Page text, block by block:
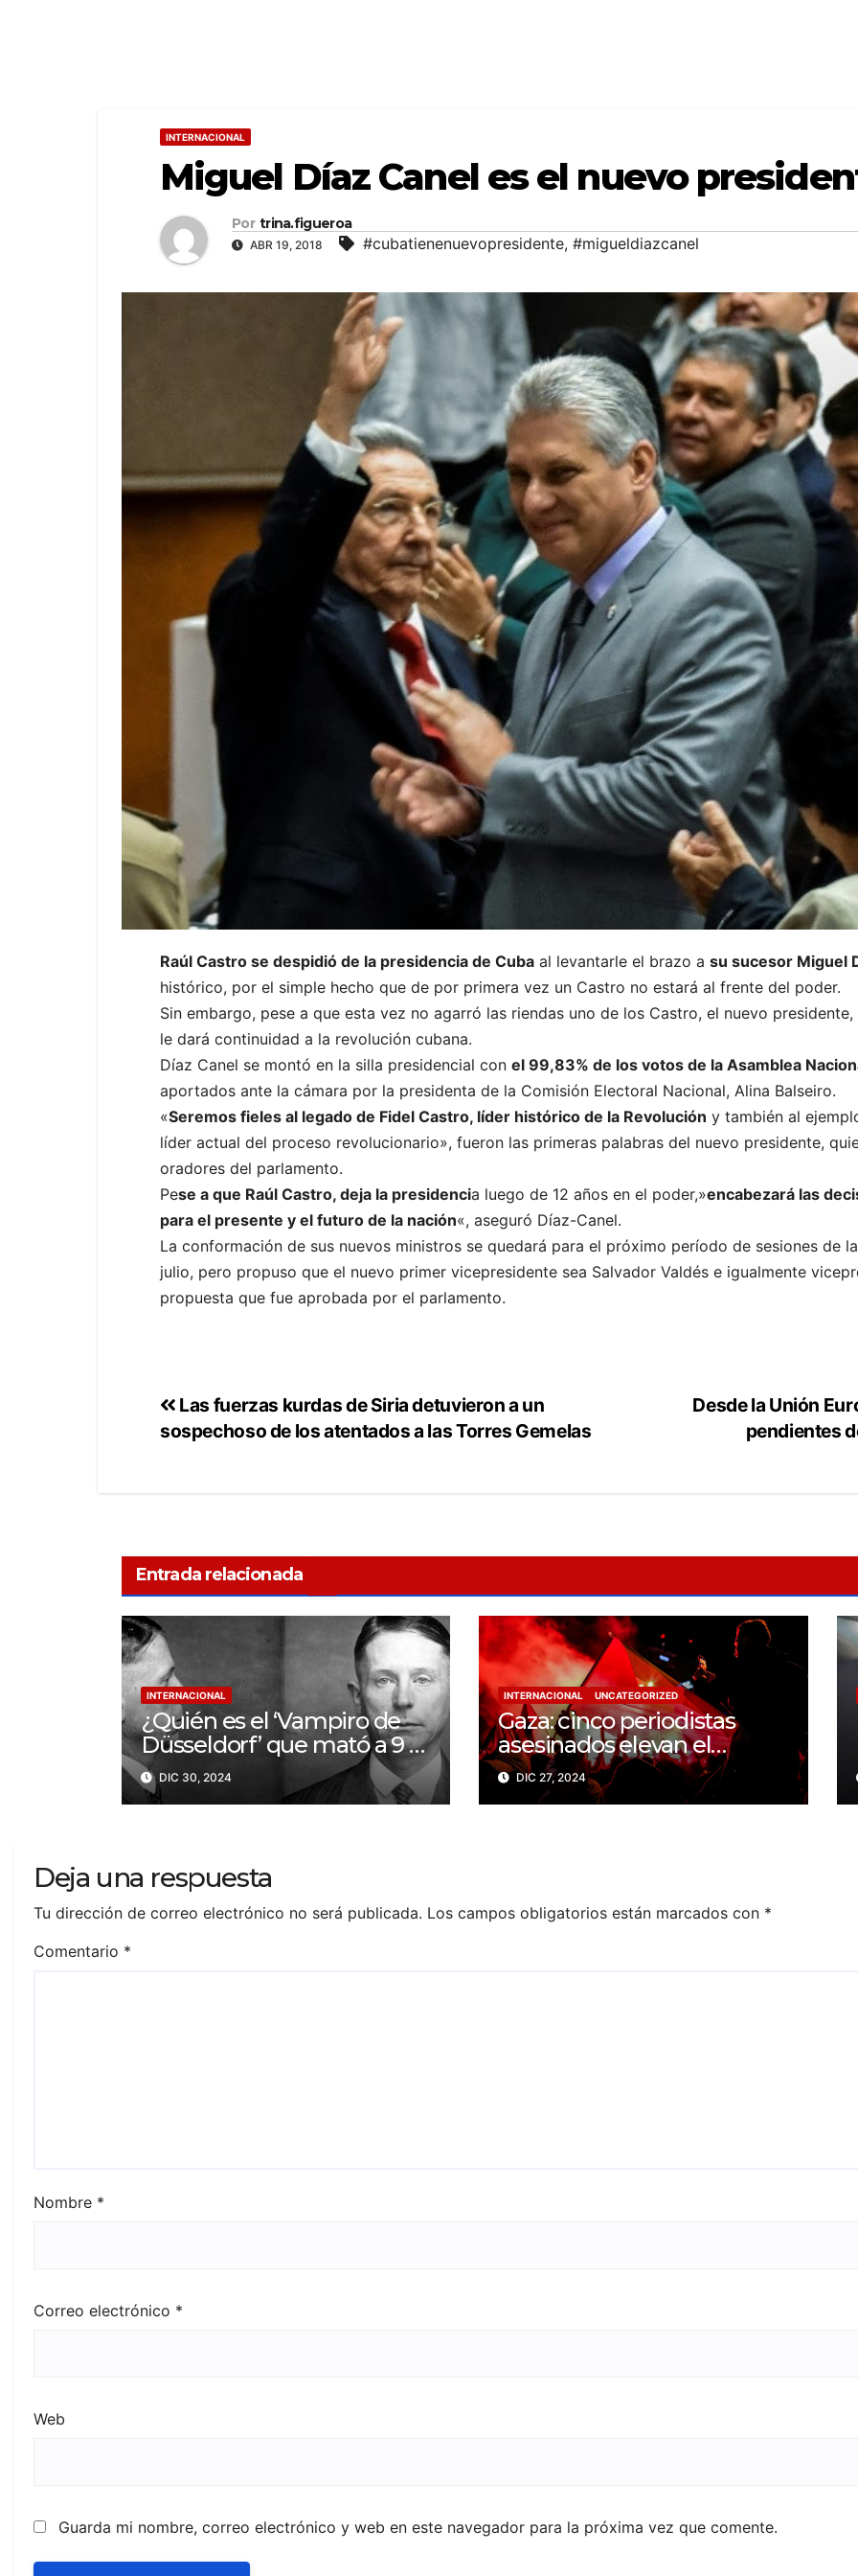
INTERNACIONAL
Miguel Díaz Canel es el nuevo
Por trina.figueroa
ABR 19, 2018 #cubatienenuevopresidente, #migueldiazcanel
Raúl Castro se despidió de la presidencia de Cuba al levantarle el brazo a su sucesor Miguel
histórico, por el simple hecho que de por primera vez un Castro no estará al frente del poder.
Sin embargo, pese a que esta vez no agarró las riendas uno de los Castro, el nuevo
le dará continuidad a la revolución cubana.
Díaz Canel se montó en la silla presidencial con el 99,83% de los votos de la Asamblea
aportados ante la cámara por la presidenta de la Comisión Electoral Nacional, Alina Balseiro.
«Seremos fieles al legado de Fidel Castro, líder histórico de la Revolución y también al
líder actual del proceso revolucionario», fueron las primeras palabras del nuevo presidente,
oradores del parlamento.
Pese a que Raúl Castro, deja la presidencia luego de 12 años en el poder,»encabezará las
para el presente y el futuro de la nación«, aseguró Díaz-Canel.
La conformación de sus nuevos ministros se quedará para el próximo período de sesiones de
julio, pero propuso que el nuevo primer vicepresidente sea Salvador Valdés e igualmente
propuesta que fue aprobada por el parlamento.
Desde la Unión
pendientes
Las fuerzas kurdas de Siria detuvieron a un
sospechoso de los atentados a las Torres Gemelas
Entrada relacionada
INTERNACIONAL
¿Quién es el ‘Vampiro de
Düsseldorf’ que mató a 9 y
bebió sangre de sus
víctimas?
DIC 30, 2024
INTERNACIONAL UNCATEGORIZED
Gaza: cinco periodistas
asesinados elevan el
balance a 200 trabajadores
de la prensa muertos en
DIC 27, 2024
Deja una respuesta
Tu dirección de correo electrónico no será publicada. Los campos obligatorios están marcados con *
Comentario *
Nombre *
Correo electrónico *
Web
Guarda mi nombre, correo electrónico y web en este navegador para la próxima vez que comente.